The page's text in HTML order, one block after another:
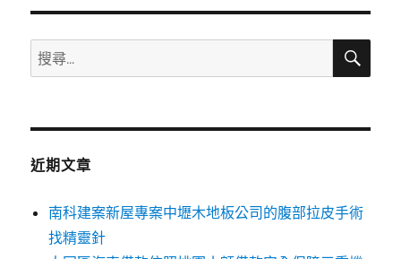
搜
尋
鍵
搜
近期文章
南科建案新屋專案中壢木地板公司的腹部拉皮手術
找精靈針